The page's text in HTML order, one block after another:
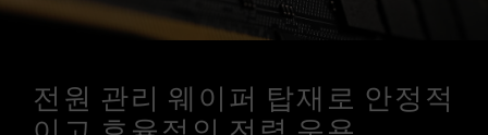
전원 관리 웨이퍼 탑재로 안정적